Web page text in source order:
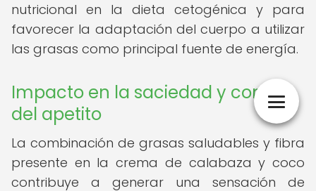
nutricional en la dieta cetogénica y para
favorecer la adaptación del cuerpo a utilizar
las grasas como principal fuente de energía.
Impacto en la saciedad y control
del apetito
La combinación de grasas saludables y fibra
presente en la crema de calabaza y coco
contribuye a generar una sensación de